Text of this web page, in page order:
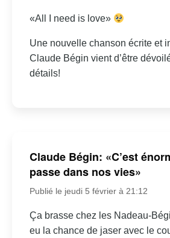
«All I need is love»
Une nouvelle chanson écrite et
Claude Bégin vient d’être
détails!
Claude Bégin: «C’est
passe dans nos vies»
Publié le jeudi 5 février à 21:12
Ça brasse chez les Nadeau-
eu la chance de jaser avec le